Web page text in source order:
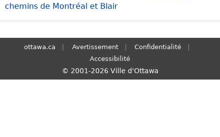
chemins de Montréal et Blair
ottawa.ca Avertissement
Confidentialité
Accessibilité
© 2001-2026 Ville d'Ottawa